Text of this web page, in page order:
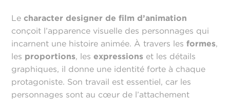
Lecharacter designer de film d’animation
conçoit l’apparence visuelle des personnages qui
incarnent une histoire animée. À travers lesformes,
les proportions, lesexpressions et les détails
graphiques, il donne une identité forte à chaque
protagoniste. Son travail est essentiel, car les
personnages sont au cœur de l’attachement